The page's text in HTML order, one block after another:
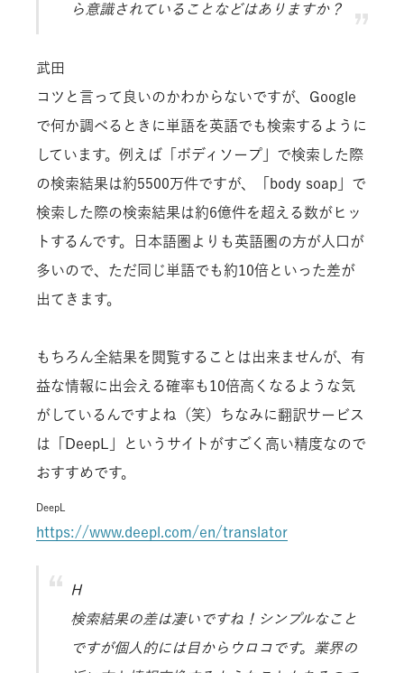
ら意識されていることなどはありますか？
武田
コツと言って良いのかわからないですが、Google
で何か調べるときに単語を英語でも検索するように
しています。例えば「ボディソープ」で検索した際
の検索結果は約5500万件ですが、「body soap」で
検索した際の検索結果は約6億件を超える数がヒッ
トするんです。日本語圏よりも英語圏の方が人口が
多いので、ただ同じ単語でも約10倍といった差が
出てきます。
もちろん全結果を閲覧することは出来ませんが、有
益な情報に出会える確率も10倍高くなるような気
がしているんですよね（笑）ちなみに翻訳サービス
は「DeepL」というサイトがすごく高い精度なので
おすすめです。
DeepL
https://www.deepl.com/en/translator
H
検索結果の差は凄いですね！シンプルなこと
ですが個人的には目からウロコです。業界の